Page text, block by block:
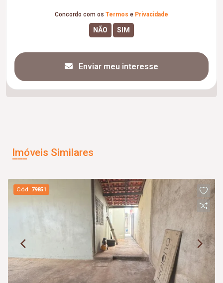
Concordo com os Termos e Privacidade
Enviar meu interesse
Imóveis Similares
Cód. 79851